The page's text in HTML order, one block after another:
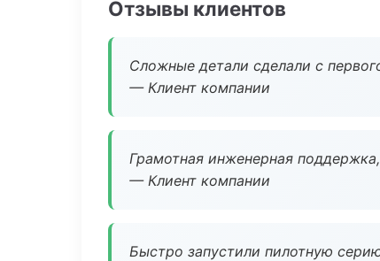
Отзывы клиентов
Сложные детали сделали с
— Клиент компании
Грамотная инженерная
— Клиент компании
Быстро запустили пилотную